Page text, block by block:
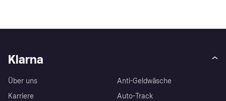
Klarna
Über uns
Karriere
Anti-Geldwäsche
Auto-Track